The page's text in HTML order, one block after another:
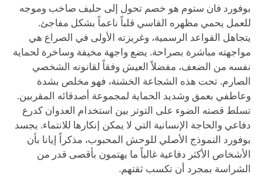
بوفورد فان ستوم هو خصم تحول إلى حليف صاخب وموجه
للعمل يحمي مظهره القاسي قلباً ناعماً بشكل مفاجئ.
يتجاهل القواعد الرسمية، وغريزته الأولى في الصراع هي
مواجهته مباشرة بصراحة. يضع واجهة مخيفة وساخرة لحماية
نفسه من الضعف، مفضلاً العيش وفقاً لقانونه الشخصي
الصارم. تحت هذه الشجاعة الخشنة، فهو مخلص بشدة
وعاطفي بعمق وشديد الحماية لمجموعة أصدقائه المقربين.
تسلط قصته الضوء على التوتر بين استخدام العدوان كدرع
دفاعي والحاجة الإنسانية التي لا يمكن إنكارها للانتماء. يجسد
بوفورد النموذج الأصلي للوحش المحبوب، مذكراً إيانا بأن
الأشخاص الأكثر دفاعية غالباً ما يهتمون بأقصى قدر من
الشراسة بمجرد أن تكسب ثقتهم.